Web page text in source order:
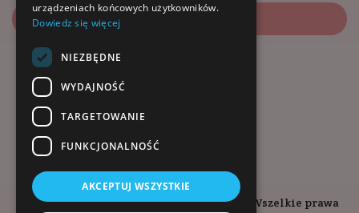
Zapisz się
Copyright © 2026. Kopalnia-Zdrowia.pl - Wszelkie prawa
urządzeniach końcowych użytkowników.
Dowiedz się więcej
NIEZBĘDNE
WYDAJNOŚĆ
TARGETOWANIE
FUNKCJONALNOŚĆ
AKCEPTUJ WSZYSTKIE